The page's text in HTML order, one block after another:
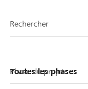
la
Rechercher
Phase du projet